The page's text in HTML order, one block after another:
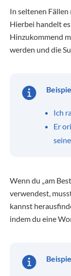
In seltenen Fällen
Hierbei handelt
Hinzukommend
werden und die
Ich
Er
Wenn du „am
verwendest,
kannst
indem du eine